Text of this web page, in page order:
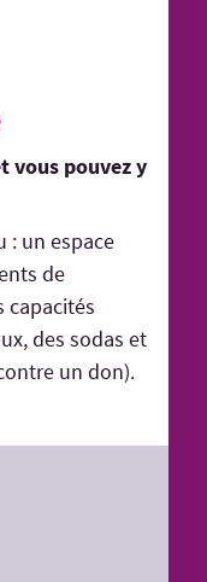
vous pouvez y
: un espace
de
capacités
des sodas et
un don).